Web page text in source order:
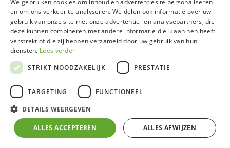
Serre S104 Blackline - Project &
construct
GERMAN
FRENCH
We gebruiken cookies om inhoud en advertenties te personaliseren
en om ons verkeer te analyseren. We delen ook informatie over uw
gebruik van onze site met onze advertentie- en analysepartners, die
deze kunnen combineren met andere informatie die u aan hen heeft
verstrekt of die zij hebben verzameld door uw gebruik van hun
diensten. Lees verder
STRIKT NOODZAKELIJK
PRESTATIE
TARGETING FUNCTIONEEL
DETAILS WEERGEVEN
ALLES ACCEPTEREN ALLES AFWIJZEN